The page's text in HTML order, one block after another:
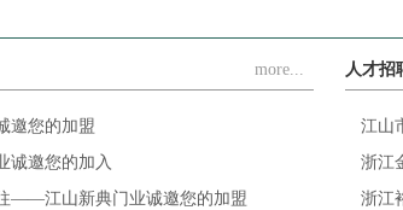
more...
邀您的加盟
诚邀您的加入
——江山新典门业诚邀您的加盟
人才招
江山
浙江
浙江